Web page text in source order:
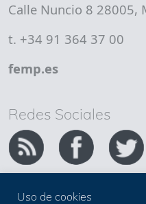
Calle Nuncio 8 28005,
t. +34 91 364 37 00
femp.es
Redes Sociales
Uso de cookies